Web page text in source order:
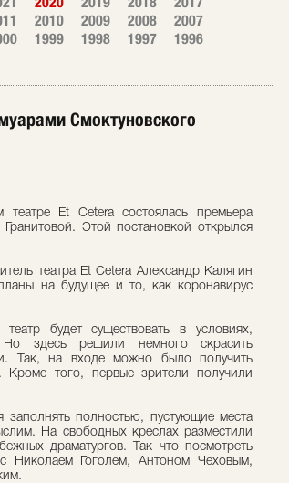
2010 2009 2008
2007
1999 1998 1997
1996
Смоктуновского
Et Cetera состоялась премьера
Этой постановкой открылся
театра Et Cetera Александр Калягин
на будущее и то, как коронавирус
будет существовать в условиях,
Но здесь решили немного скрасить
Так, на входе можно было получить
того, первые зрители получили
полностью, пустующие места
На свободных креслах разместили
драматургов. Так что посмотреть
Гоголем, Антоном Чеховым,